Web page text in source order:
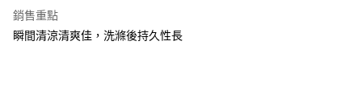
便利好安心！
１．簡單：不需註冊會員、不需綁卡、不需儲值。
２．便利：只要手機號碼，簡訊認證，即可結帳。
運送方式
全家取貨付款
銷售重點
瞬間清涼清爽佳，洗滌後持久性長